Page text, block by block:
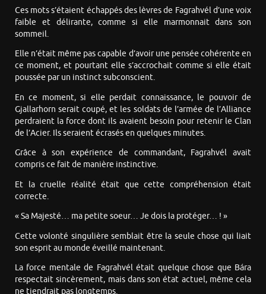
Ces mots s’étaient échappés des lèvres de Fagrahvél d’une voix
faible et délirante, comme si elle marmonnait dans son
sommeil.
Elle n’était même pas capable d’avoir une pensée cohérente en
ce moment, et pourtant elle s’accrochait comme si elle était
poussée par un instinct subconscient.
En ce moment, si elle perdait connaissance, le pouvoir de
Gjallarhorn serait coupé, et les soldats de l’armée de l’Alliance
perdraient la force dont ils avaient besoin pour retenir le Clan
de l’Acier. Ils seraient écrasés en quelques minutes.
Grâce à son expérience de commandant, Fagrahvél avait
compris ce fait de manière instinctive.
Et la cruelle réalité était que cette compréhension était
correcte.
« Sa Majesté… ma petite soeur… Je dois la protéger… ! »
Cette volonté singulière semblait être la seule chose qui liait
son esprit au monde éveillé maintenant.
La force mentale de Fagrahvél était quelque chose que Bára
respectait sincèrement, mais dans son état actuel, même cela
ne tiendrait pas longtemps.